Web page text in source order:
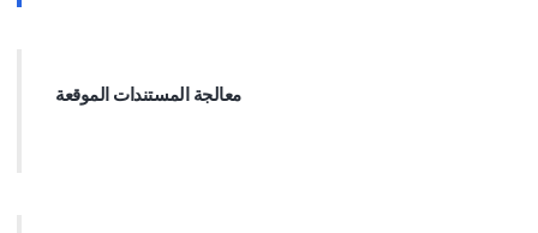
معالجة المستندات الموقعة